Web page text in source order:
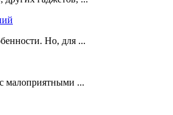
Но, для ...
малоприятными ...